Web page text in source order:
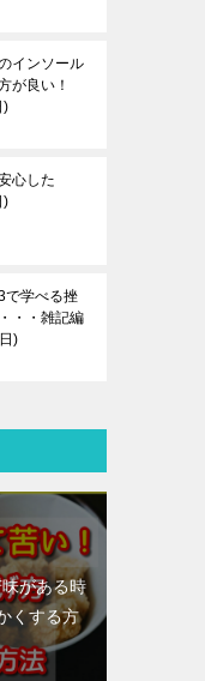
インソール
が良い！
心した
で学べる挫
・・雑記編
がある時
くする方